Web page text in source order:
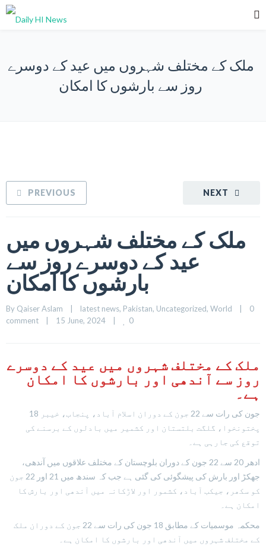
ملک کے مختلف شہروں میں عید کے دوسرے
روز سے بارشوں کا امکان
NEXT
PREVIOUS
ملک کے مختلف شہروں میں
عید کے دوسرے روز سے
بارشوں کا امکان
By Qaiser Aslam latest news, Pakistan, Uncategorized, World
0
comment
15 June, 2024 0
ملک کے مختلف شہروں میں عید کے دوسرے
روز سے آندھی اور بارشوں کا امکان
ہے۔
18 جون کی رات سے 22 جون کے دوران اسلام آباد، پنجاب، خیبر
پختونخوا، گلگت بلتستان اور کشمیر میں بادلوں کے برسنے کی
توقع کی جارہی ہے۔
ادھر 20 سے 22 جون کے دوران بلوچستان کے مختلف علاقوں میں آندھی،
جھکڑ اور بارش کی پیشگوئی کی گئی ہے جب کہ سندھ میں 21 اور 22 جون
کو سکھر، جیکب آباد، کشمور اور لاڑکانہ میں آندھی اور بارش کا
امکان ہے۔
محکمہ موسمیات کے مطابق 18 جون کی رات سے 22 جون کے دوران ملک
کے مختلف شہروں میں آندھی اور بارشوں کا امکان ہے۔